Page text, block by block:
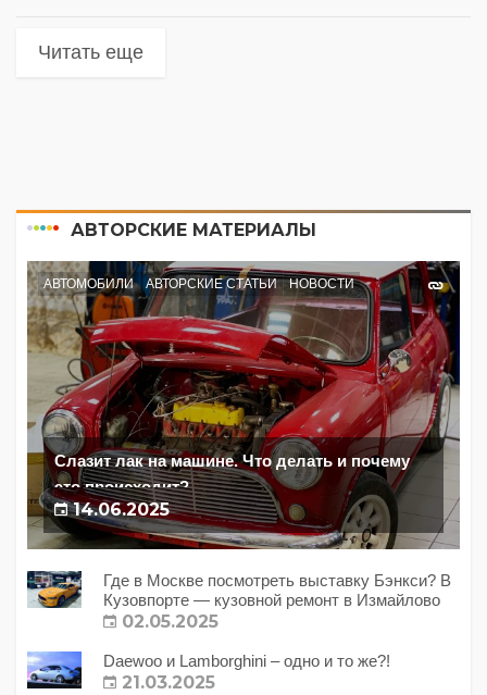
Читать еще
АВТОРСКИЕ МАТЕРИАЛЫ
АВТОМОБИЛИ АВТОРСКИЕ СТАТЬИ НОВОСТИ
Слазит лак на машине. Что делать и почему
это происходит?
14.06.2025
Где в Москве посмотреть выставку Бэнкси? В
Кузовпорте — кузовной ремонт в Измайлово
02.05.2025
Daewoo и Lamborghini – одно и то же?!
21.03.2025